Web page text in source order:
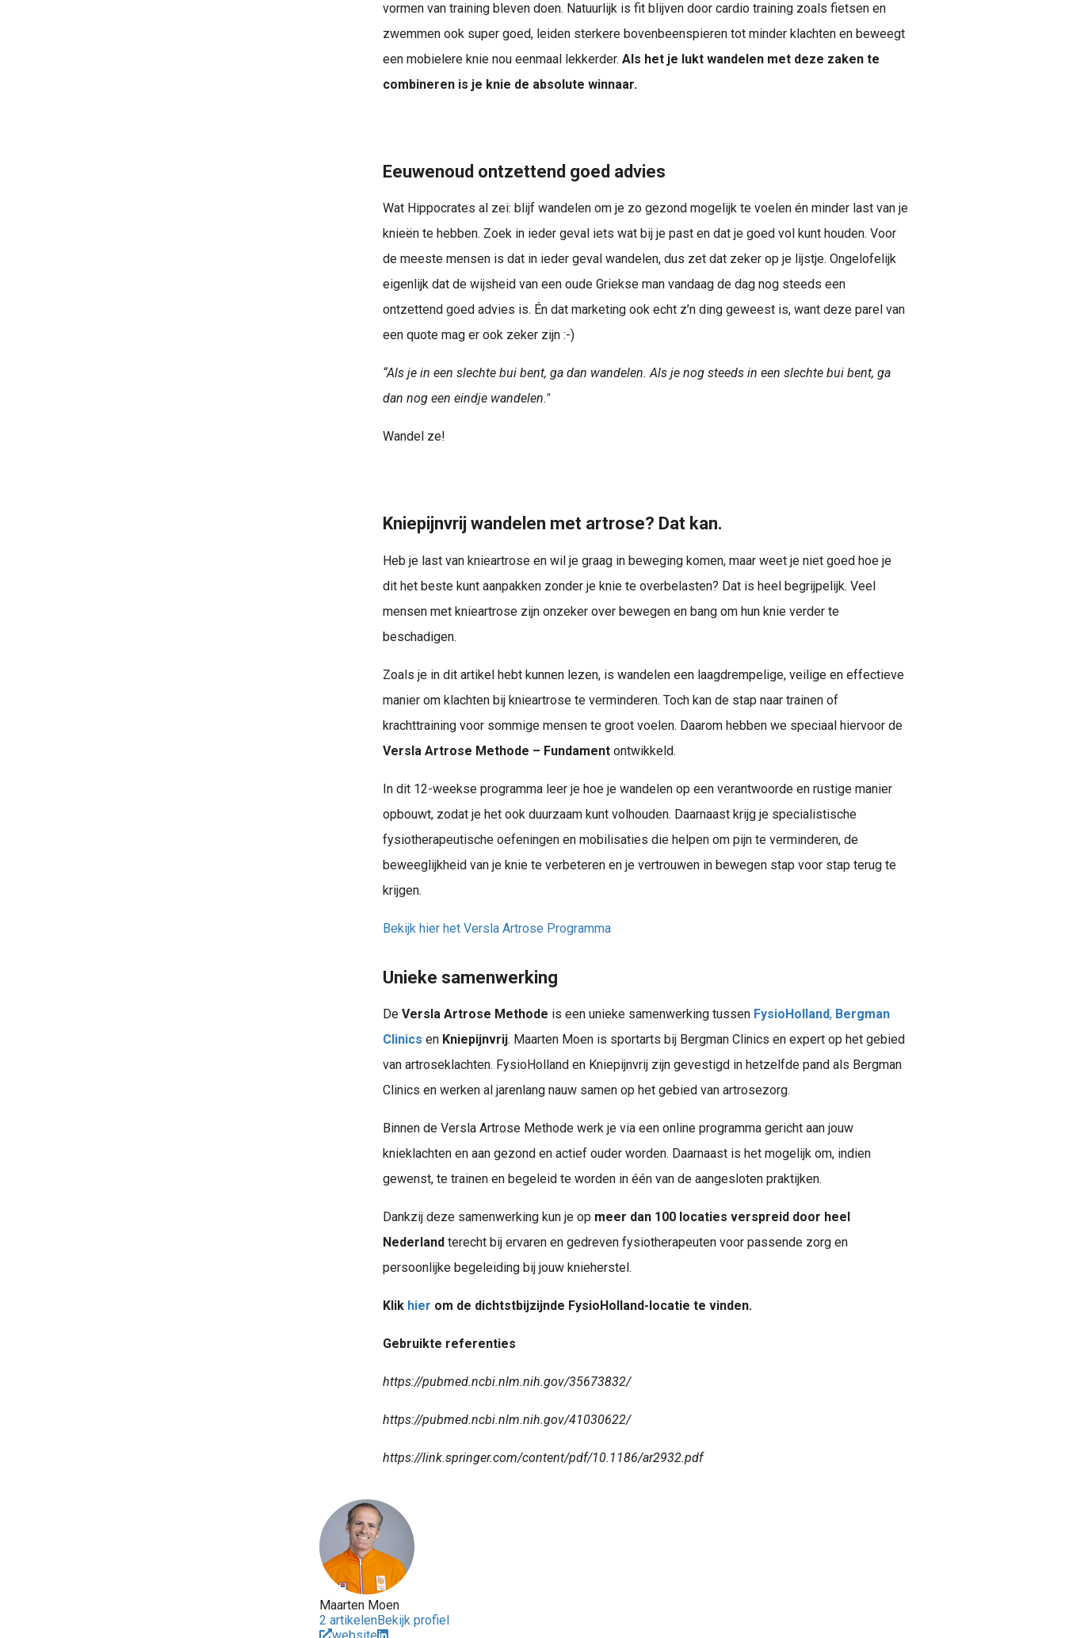
vormen van training bleven doen. Natuurlijk is fit blijven door cardio training zoals fietsen en
zwemmen ook super goed, leiden sterkere bovenbeenspieren tot minder klachten en beweegt
een mobielere knie nou eenmaal lekkerder. Als het je lukt wandelen met deze zaken te
combineren is je knie de absolute winnaar.
Eeuwenoud ontzettend goed advies
Wat Hippocrates al zei: blijf wandelen om je zo gezond mogelijk te voelen én minder last van je
knieën te hebben. Zoek in ieder geval iets wat bij je past en dat je goed vol kunt houden. Voor
de meeste mensen is dat in ieder geval wandelen, dus zet dat zeker op je lijstje. Ongelofelijk
eigenlijk dat de wijsheid van een oude Griekse man vandaag de dag nog steeds een
ontzettend goed advies is. Én dat marketing ook echt z’n ding geweest is, want deze parel van
een quote mag er ook zeker zijn :-)
“Als je in een slechte bui bent, ga dan wandelen. Als je nog steeds in een slechte bui bent, ga
dan nog een eindje wandelen."
Wandel ze!
Kniepijnvrij wandelen met artrose? Dat kan.
Heb je last van knieartrose en wil je graag in beweging komen, maar weet je niet goed hoe je
dit het beste kunt aanpakken zonder je knie te overbelasten? Dat is heel begrijpelijk. Veel
mensen met knieartrose zijn onzeker over bewegen en bang om hun knie verder te
beschadigen.
Zoals je in dit artikel hebt kunnen lezen, is wandelen een laagdrempelige, veilige en effectieve
manier om klachten bij knieartrose te verminderen. Toch kan de stap naar trainen of
krachttraining voor sommige mensen te groot voelen. Daarom hebben we speciaal hiervoor de
Versla Artrose Methode – Fundament ontwikkeld.
In dit 12-weekse programma leer je hoe je wandelen op een verantwoorde en rustige manier
opbouwt, zodat je het ook duurzaam kunt volhouden. Daarnaast krijg je specialistische
fysiotherapeutische oefeningen en mobilisaties die helpen om pijn te verminderen, de
beweeglijkheid van je knie te verbeteren en je vertrouwen in bewegen stap voor stap terug te
krijgen.
Bekijk hier het Versla Artrose Programma
Unieke samenwerking
De Versla Artrose Methode is een unieke samenwerking tussen FysioHolland, Bergman
Clinics en Kniepijnvrij. Maarten Moen is sportarts bij Bergman Clinics en expert op het gebied
van artroseklachten. FysioHolland en Kniepijnvrij zijn gevestigd in hetzelfde pand als Bergman
Clinics en werken al jarenlang nauw samen op het gebied van artrosezorg.
Binnen de Versla Artrose Methode werk je via een online programma gericht aan jouw
knieklachten en aan gezond en actief ouder worden. Daarnaast is het mogelijk om, indien
gewenst, te trainen en begeleid te worden in één van de aangesloten praktijken.
Dankzij deze samenwerking kun je op meer dan 100 locaties verspreid door heel
Nederland terecht bij ervaren en gedreven fysiotherapeuten voor passende zorg en
persoonlijke begeleiding bij jouw knieherstel.
Klik hier om de dichtstbijzijnde FysioHolland-locatie te vinden.
Gebruikte referenties
https://pubmed.ncbi.nlm.nih.gov/35673832/
https://pubmed.ncbi.nlm.nih.gov/41030622/
https://link.springer.com/content/pdf/10.1186/ar2932.pdf
Maarten Moen
2 artikelenBekijk profiel